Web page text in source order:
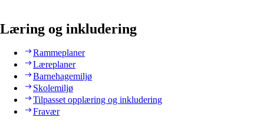
Læring og inkludering
Rammeplaner
Læreplaner
Barnehagemiljø
Skolemiljø
Tilpasset opplæring og inkludering
Fravær